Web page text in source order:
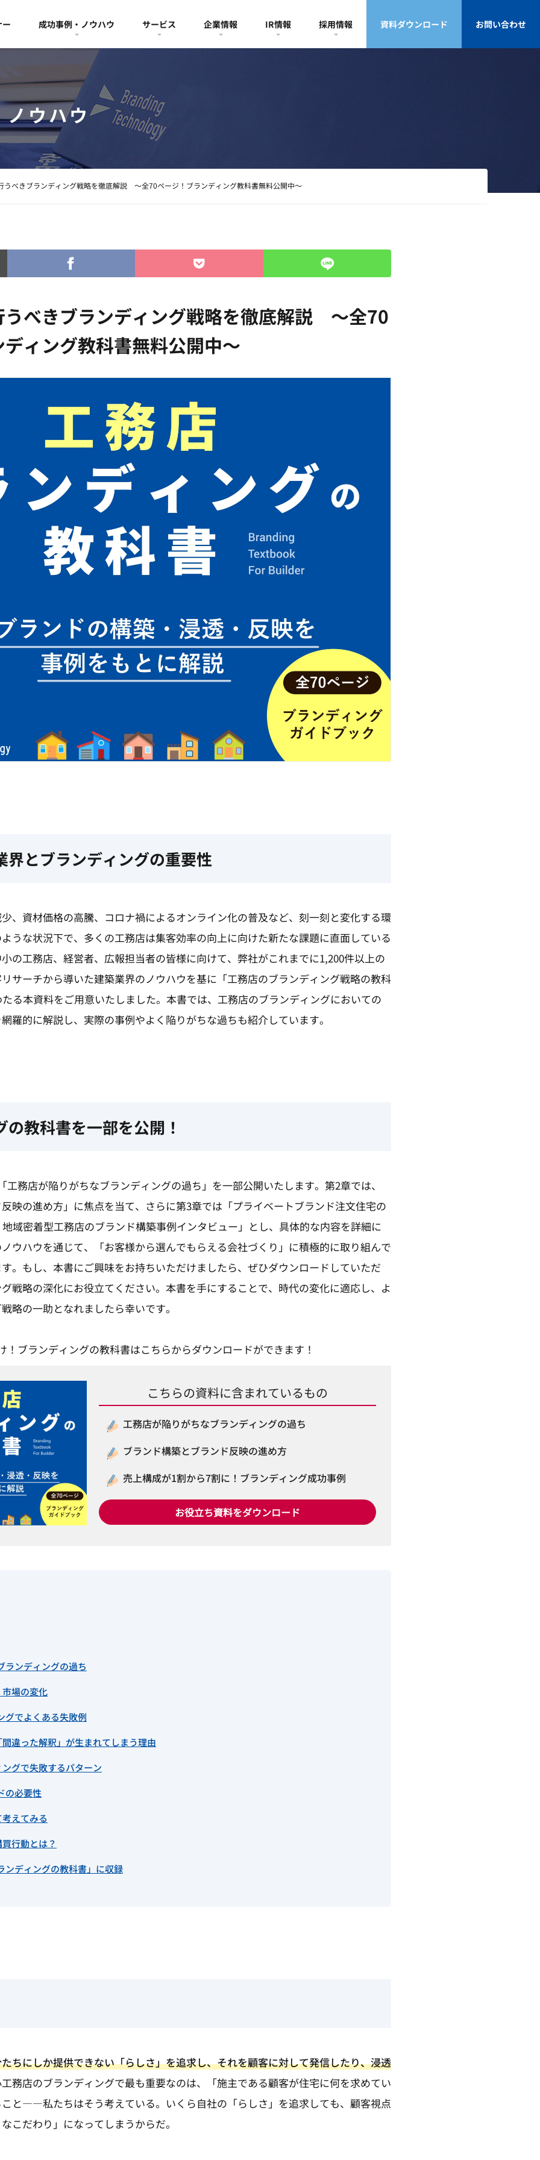
成功事例・ノウハウ サービス 企業情報 IR情報 採用情報 資料ダウンロード お問い合わせ
ノウハウ
うべきブランディング戦略を徹底解説 ～全70ページ！ブランディング教科書無料公開中～
うべきブランディング戦略を徹底解説 ～全70
ィング教科書無料公開中～
界とブランディングの重要性
、資材価格の高騰、コロナ禍によるオンライン化の普及など、刻一刻と変化する環
うな状況下で、多くの工務店は集客効率の向上に向けた新たな課題に直面している
の工務店、経営者、広報担当者の皆様に向けて、弊社がこれまでに1,200件以上の
サーチから導いた建築業界のノウハウを基に「工務店のブランディング戦略の教科
る本資料をご用意いたしました。本書では、工務店のブランディングにおいての
羅的に解説し、実際の事例やよく陥りがちな過ちも紹介しています。
教科書を一部を公開！
務店が陥りがちなブランディングの過ち」を一部公開いたします。第2章では、
映の進め方」に焦点を当て、さらに第3章では「プライベートブランド注文住宅の
域密着型工務店のブランド構築事例インタビュー」とし、具体的な内容を詳細に
ウハウを通じて、「お客様から選んでもらえる会社づくり」に積極的に取り組んで
。もし、本書にご興味をお持ちいただけましたら、ぜひダウンロードしていただ
戦略の深化にお役立てください。本書を手にすることで、時代の変化に適応し、よ
略の一助となれましたら幸いです。
！ブランディングの教科書はこちらからダウンロードができます！
こちらの資料に含まれているもの
工務店が陥りがちなブランディングの過ち
ブランド構築とブランド反映の進め方
売上構成が1割から7割に！ブランディング成功事例
お役立ち資料をダウンロード
ランディングの過ち
場の変化
グでよくある失敗例
違った解釈」が生まれてしまう理由
グで失敗するパターン
の必要性
えてみる
行動とは？
ンディングの教科書」に収録
ちにしか提供できない「らしさ」を追求し、それを顧客に対して発信したり、浸透
務店のブランディングで最も重要なのは、「施主である顧客が住宅に何を求めてい
と――私たちはそう考えている。いくら自社の「らしさ」を追求しても、顧客視点
こだわり」になってしまうからだ。